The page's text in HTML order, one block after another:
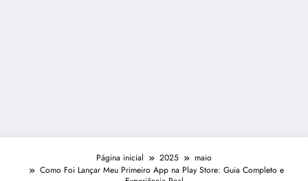
Página inicial 2025
maio
Como Foi Lançar Meu Primeiro App na Play Store: Guia Completo e